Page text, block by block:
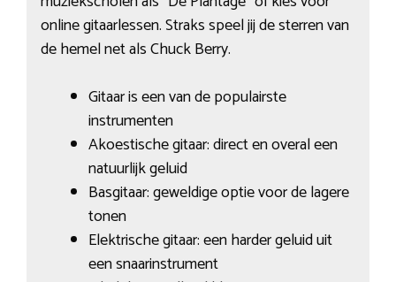
online gitaarlessen. Straks speel jij de sterren van
de hemel net als Chuck Berry.
Gitaar is een van de populairste
instrumenten
Akoestische gitaar: direct en overal een
natuurlijk geluid
Basgitaar: geweldige optie voor de lagere
tonen
Elektrische gitaar: een harder geluid uit
een snaarinstrument